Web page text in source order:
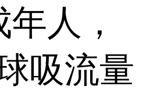
人，
吸流量